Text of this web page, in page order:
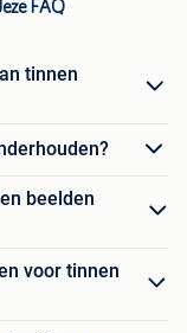
FAQ
tinnen
beelden
voor tinnen